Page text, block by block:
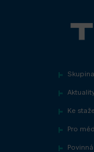
Ke
Pro